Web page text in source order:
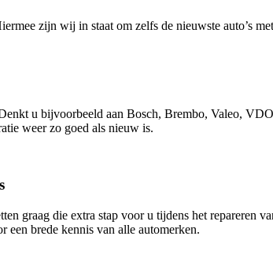
zijn wij in staat om zelfs de nieuwste auto’s
u bijvoorbeeld aan Bosch, Brembo, Valeo,
weer zo goed als nieuw is.
graag die extra stap voor u tijdens het repareren
brede kennis van alle automerken.